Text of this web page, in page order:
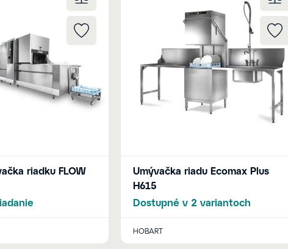
riadku FLOW
Umývačka riadu Ecomax Plus
H615
Dostupné v 2 variantoch
HOBART